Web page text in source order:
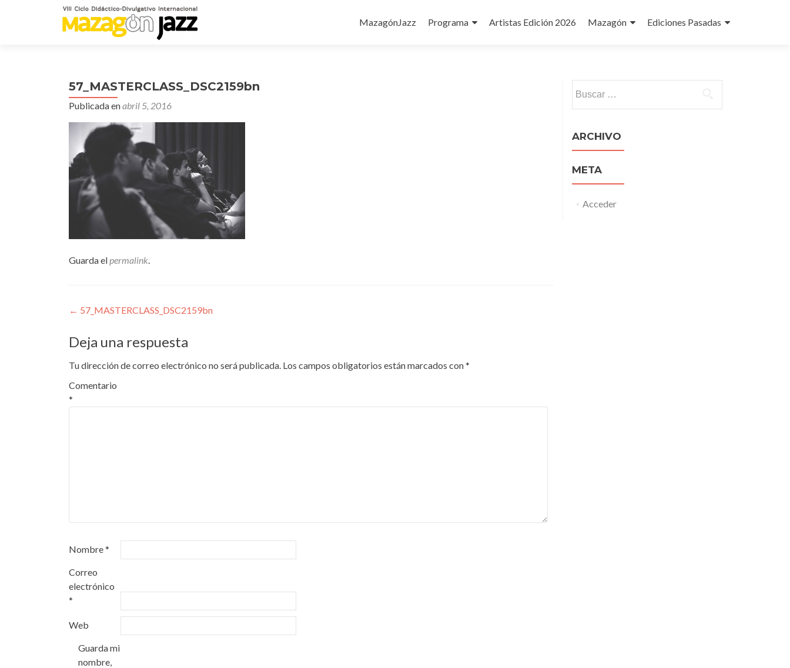
al
MazagónJazz Programa Artistas Edición 2026 Mazagón Ediciones Pasadas
57_MASTERCLASS_DSC2159bn
Publicada enabril 5, 2016
Guarda elpermalink.
Navegación
de
entradas
← 57_MASTERCLASS_DSC2159bn
Deja una respuesta
Tu dirección de correo electrónico no será publicada. Los campos obligatorios están marcados con*
Comentario
*
Nombre*
Correo
electrónico
*
Web
Guarda mi
nombre,
ARCHIVO
META
Acceder